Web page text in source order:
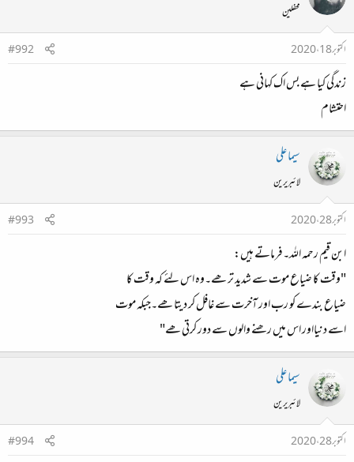
محفلین
اکتوبر 18، 2020
#992
زندگی کیا ہے بس اک کہانی ہے
احتشام
سیما علی
لائبریرین
اکتوبر 28، 2020
#993
ابن قیم رحمہ اللہ۔فرماتے ہیں:
"وقت کا ضیاع موت سے شدید تر ھے۔وہ اس لئے کہ وقت کا
ضیاع بندے کو رب اور آخرت سے غافل کر دیتا ھے۔جبکہ موت
اسے دنیااور اس میں رھنے والوں سے دور کرتی ھے"
سیما علی
لائبریرین
اکتوبر 28، 2020
#994